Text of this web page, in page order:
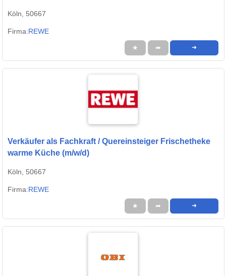
Köln, 50667
Firma:REWE
★ ➦ ➜
Verkäufer als Fachkraft / Quereinsteiger Frischetheke
warme Küche (m/w/d)
Köln, 50667
Firma:REWE
★ ➦ ➜